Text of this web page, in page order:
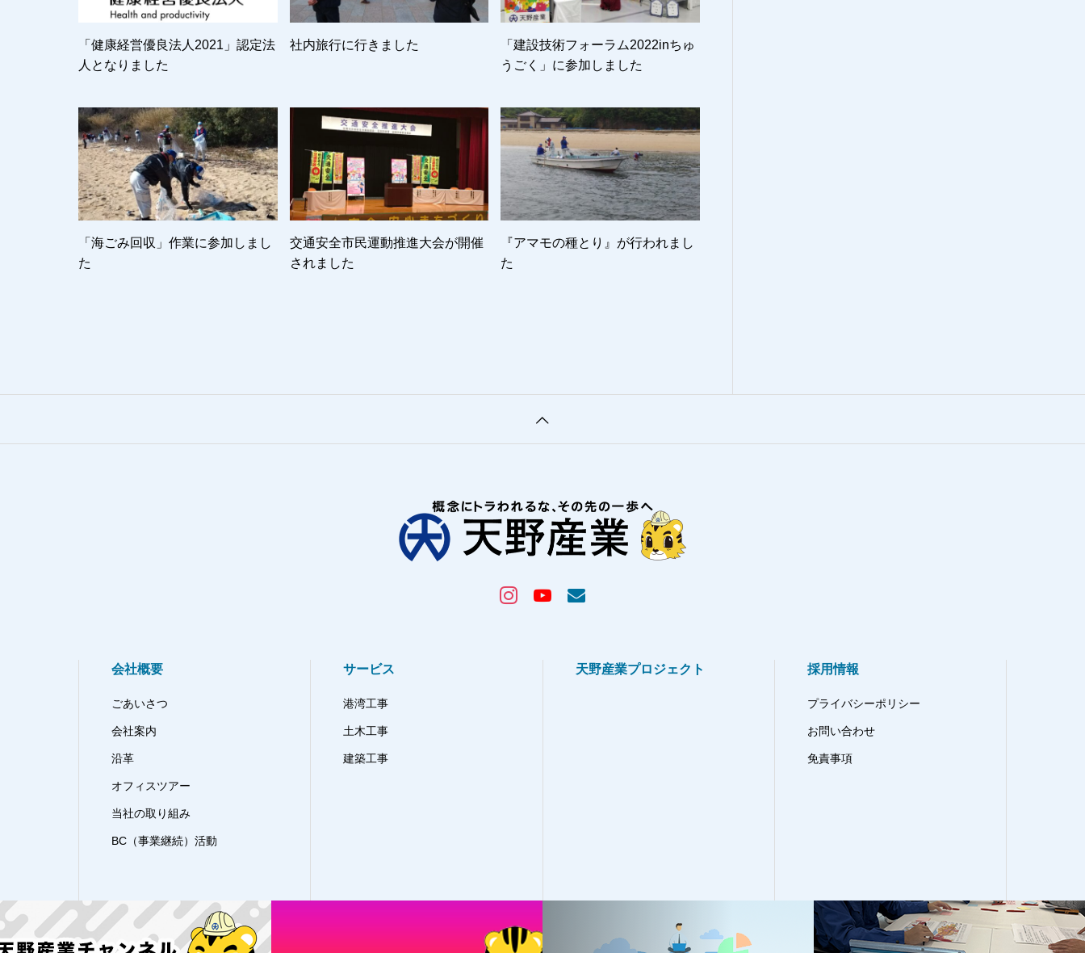
「健康経営優良法人2021」認定法
人となりました
社内旅行に行きました
「建設技術フォーラム2022inちゅ
うごく」に参加しました
「海ごみ回収」作業に参加しまし
た
交通安全市民運動推進大会が開催
されました
『アマモの種とり』が行われまし
た
会社概要
ごあいさつ
会社案内
沿革
オフィスツアー
当社の取り組み
BC（事業継続）活動
サービス
港湾工事
土木工事
建築工事
天野産業プロジェクト 採用情報
プライバシーポリシー
お問い合わせ
免責事項